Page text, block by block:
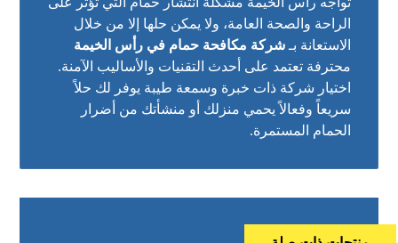
الراحة والصحة العامة، ولا يمكن حلها إلا من خلال
الاستعانة بـشركة مكافحة حمام في رأس الخيمة
محترفة تعتمد على أحدث التقنيات والأساليب الآمنة.
اختيار شركة ذات خبرة وسمعة طيبة يوفر لك حلاً
سريعاً وفعالاً يحمي منزلك أو منشأتك من أضرار
الحمام المستمرة.